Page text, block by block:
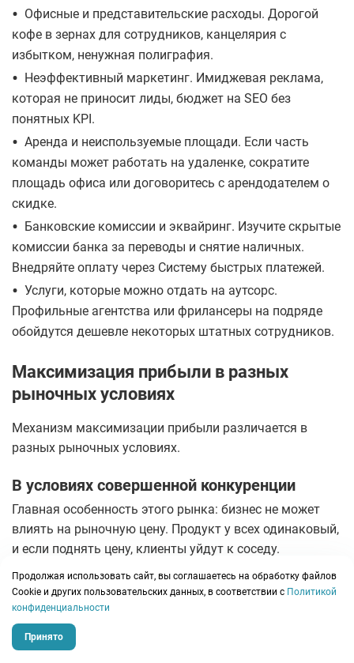
• Офисные и представительские расходы. Дорогой
кофе в зернах для сотрудников, канцелярия с
избытком, ненужная полиграфия.
• Неэффективный маркетинг. Имиджевая реклама,
которая не приносит лиды, бюджет на SEO без
понятных KPI.
• Аренда и неиспользуемые площади. Если часть
команды может работать на удаленке, сократите
площадь офиса или договоритесь с арендодателем о
скидке.
• Банковские комиссии и эквайринг. Изучите скрытые
комиссии банка за переводы и снятие наличных.
Внедряйте оплату через Систему быстрых платежей.
• Услуги, которые можно отдать на аутсорс.
Профильные агентства или фрилансеры на подряде
обойдутся дешевле некоторых штатных сотрудников.
Максимизация прибыли в разных
рыночных условиях
Механизм максимизации прибыли различается в
разных рыночных условиях.
В условиях совершенной конкуренции
​Главная особенность этого рынка: бизнес не может
влиять на рыночную цену. Продукт у всех одинаковый,
и если поднять цену, клиенты уйдут к соседу.
​В экономической теории в такой ситуации прибыль
компании стремится к нулю. Но на практике малый
бизнес выживает и зарабатывает. Фокус смещается на
эффективность производства и операционную
Продолжая использовать сайт, вы соглашаетесь на обработку файлов
Сookie и других пользовательских данных, в соответствии с Политикой
конфиденциальности
Принято